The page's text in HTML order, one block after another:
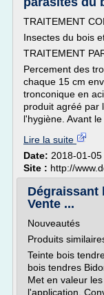
TRAITEMENT
Insectes du bois
TRAITEMENT
Percement des
chaque 15 cm
tronconique en
produit agréé par
l'hygiène. Avant le
Lire la suite
Date: 2018-01-
Site : http://
Dégraissant
Vente ...
Nouveautés
Produits
Teinte bois
bois tendres
Met en valeur
l'application.